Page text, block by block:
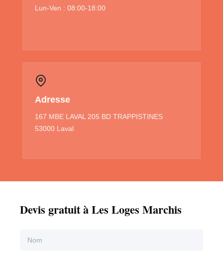
Lun-Ven : 08:00-18:00
Adresse
167 MBE LAVAL 205 BD TRAPPISTINES
53000 Laval
Devis gratuit à Les Loges Marchis